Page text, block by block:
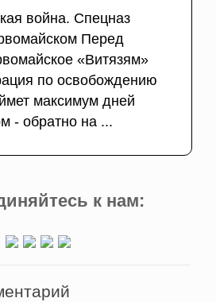
война. Спецназ
Перед
«Витязям»
по освобождению
максимум дней
- обратно на ...
к нам: